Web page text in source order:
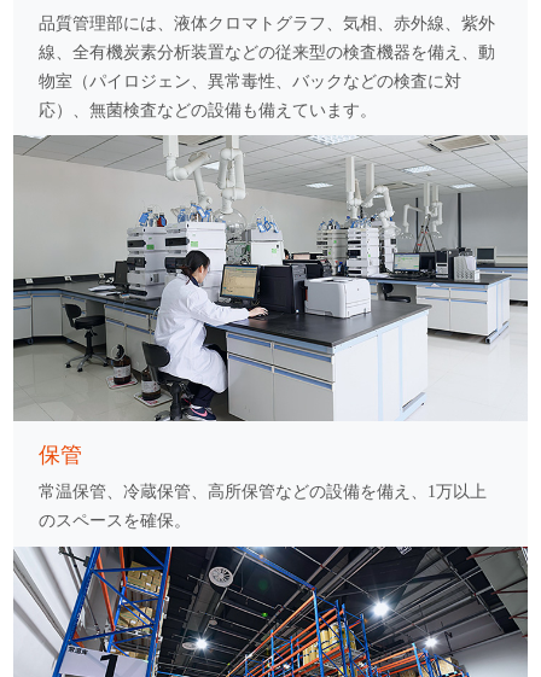
品質管理部には、液体クロマトグラフ、気相、赤外線、紫外
線、全有機炭素分析装置などの従来型の検査機器を備え、動
物室（パイロジェン、異常毒性、バックなどの検査に対
応）、無菌検査などの設備も備えています。
保管
常温保管、冷蔵保管、高所保管などの設備を備え、1万以上
のスペースを確保。